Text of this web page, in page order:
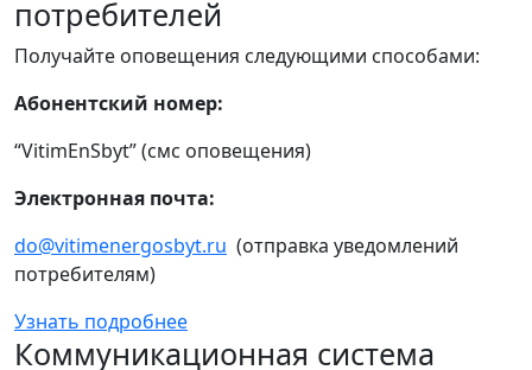
потребителей
Получайте оповещения следующими способами:
Абонентский номер:
“VitimEnSbyt” (смс оповещения)
Электронная почта:
do@vitimenergosbyt.ru (отправка уведомлений
потребителям)
Узнать подробнее
Коммуникационная система